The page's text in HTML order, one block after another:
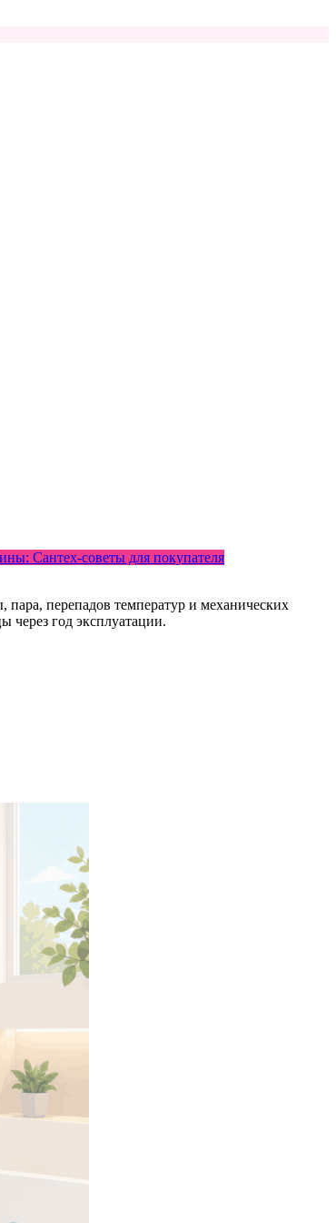
Сантех-советы для покупателя
перепадов температур и механических
через год эксплуатации.